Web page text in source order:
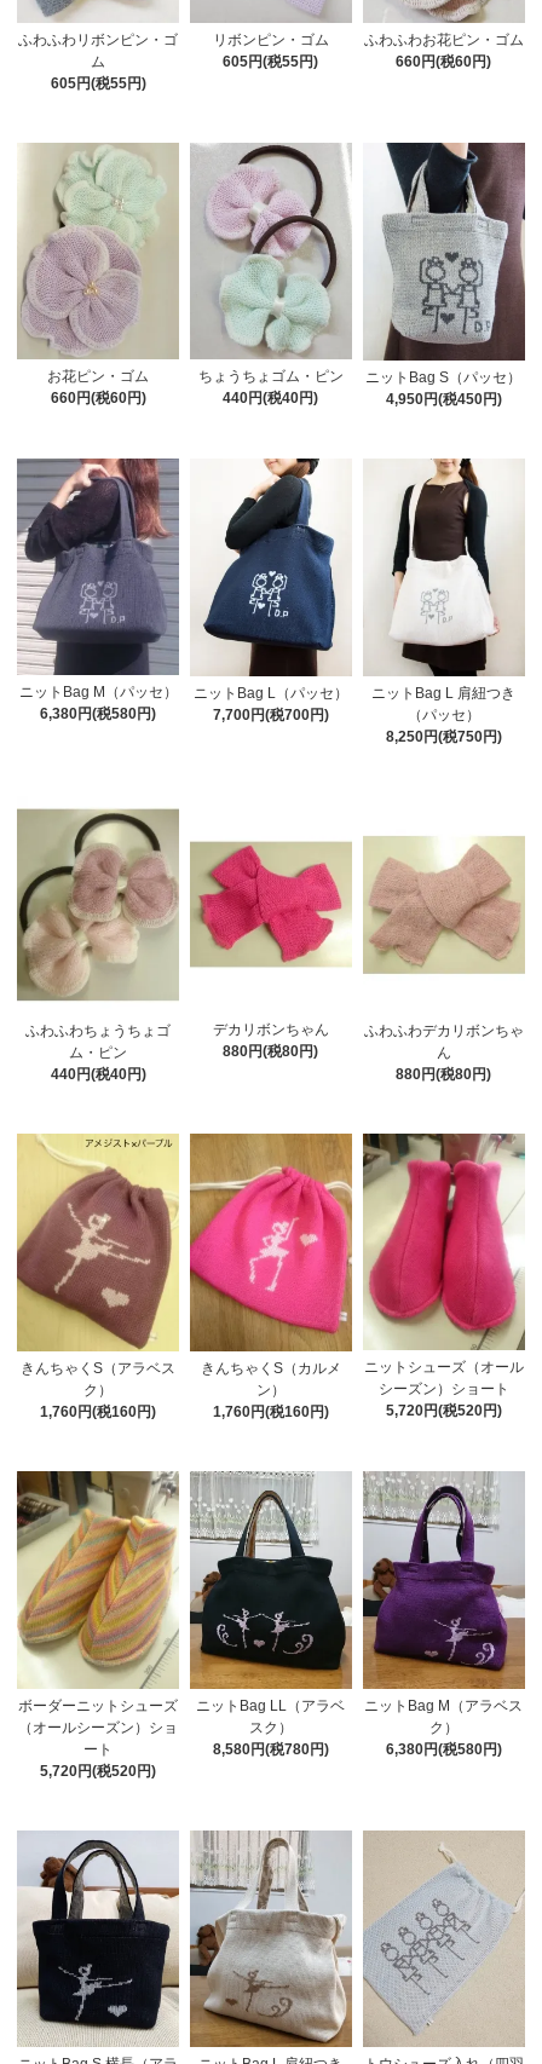
ふわふわリボンピン・ゴ
ム
605円(税55円)
リボンピン・ゴム
605円(税55円)
ふわふわお花ピン・ゴム
660円(税60円)
お花ピン・ゴム
660円(税60円)
ちょうちょゴム・ピン
440円(税40円)
ニットBag S（パッセ）
4,950円(税450円)
ニットBag M（パッセ）
6,380円(税580円)
ニットBag L（パッセ）
7,700円(税700円)
ニットBag L 肩紐つき
（パッセ）
8,250円(税750円)
ふわふわちょうちょゴ
ム・ピン
440円(税40円)
デカリボンちゃん
880円(税80円)
ふわふわデカリボンちゃ
ん
880円(税80円)
きんちゃくS（アラベス
ク）
1,760円(税160円)
きんちゃくS（カルメ
ン）
1,760円(税160円)
ニットシューズ（オール
シーズン）ショート
5,720円(税520円)
ボーダーニットシューズ
（オールシーズン）ショ
ート
5,720円(税520円)
ニットBag LL（アラベ
スク）
8,580円(税780円)
ニットBag M（アラベス
ク）
6,380円(税580円)